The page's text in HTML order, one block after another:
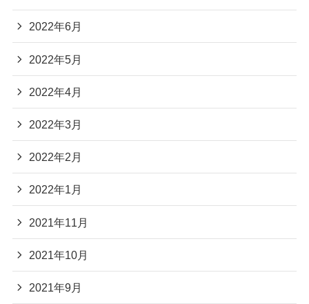
2022年6月
2022年5月
2022年4月
2022年3月
2022年2月
2022年1月
2021年11月
2021年10月
2021年9月